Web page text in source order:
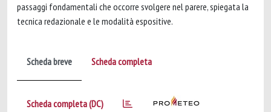
passaggi fondamentali che occorre svolgere nel parere, spiegata la
tecnica redazionale e le modalità espositive.
Scheda breve Scheda completa
Scheda completa (DC)